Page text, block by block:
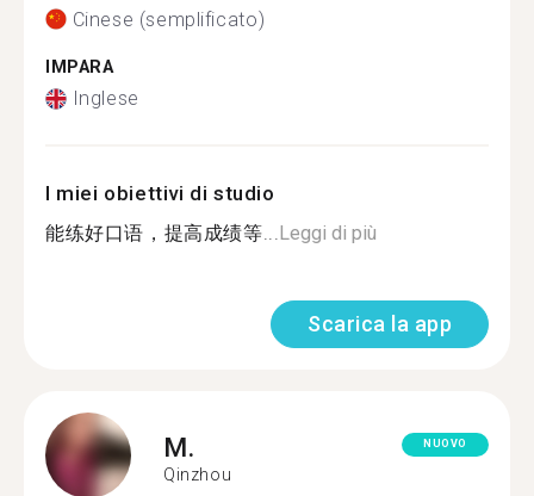
Cinese (semplificato)
IMPARA
Inglese
I miei obiettivi di studio
能练好口语，提高成绩等...Leggi di più
Scarica la app
M.
Qinzhou
NUOVO